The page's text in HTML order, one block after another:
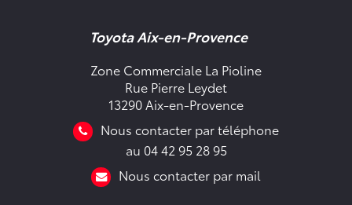
Toyota Aix-en-Provence
Zone Commerciale La Pioline
Rue Pierre Leydet
13290 Aix-en-Provence
Nous contacter par téléphone
au 04 42 95 28 95
Nous contacter par mail